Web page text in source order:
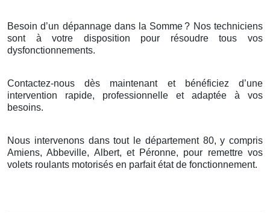
Besoin d’un dépannage dans la Somme ? Nos techniciens
sont à votre disposition pour résoudre tous vos
dysfonctionnements.
Contactez-nous dès maintenant et bénéficiez d’une
intervention rapide, professionnelle et adaptée à vos
besoins.
Nous intervenons dans tout le département 80, y compris
Amiens, Abbeville, Albert, et Péronne, pour remettre vos
volets roulants motorisés en parfait état de fonctionnement.